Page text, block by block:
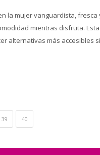
la mujer vanguardista,
mientras disfruta.
alternativas más accesibles
39 40